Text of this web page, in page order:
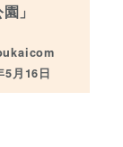
」
5月16日